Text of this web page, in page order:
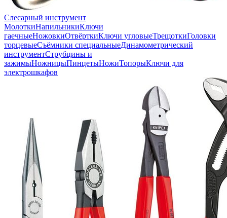
Слесарный инструмент
МолоткиНапильникиКлючи
гаечныеНожовкиОтвёрткиКлючи угловыеТрещоткиГоловки
торцевыеСъёмники специальныеДинамометрический
инструментСтрубцины и
зажимыНожницыПинцетыНожиТопорыКлючи для
электрошкафов